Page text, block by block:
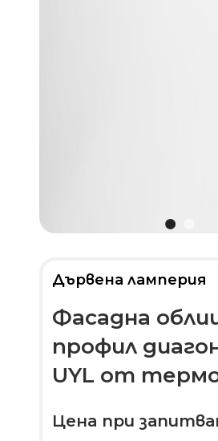
Дървена ламперия
Фасадна
профил
UYL от
Цена при